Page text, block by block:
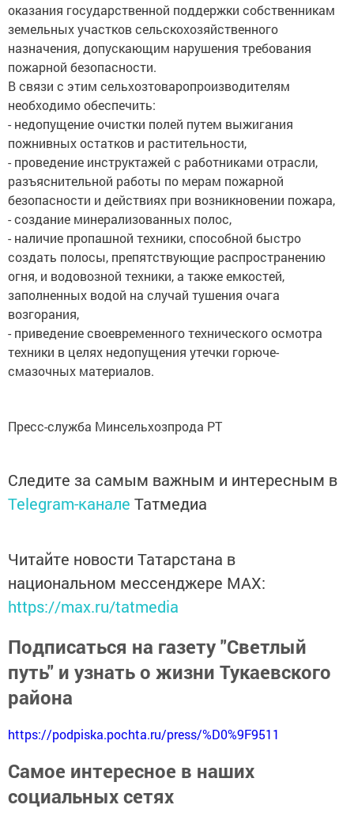
оказания государственной поддержки собственникам
земельных участков сельскохозяйственного
назначения, допускающим нарушения требования
пожарной безопасности.
В связи с этим сельхозтоваропроизводителям
необходимо обеспечить:
- недопущение очистки полей путем выжигания
пожнивных остатков и растительности,
- проведение инструктажей с работниками отрасли,
разъяснительной работы по мерам пожарной
безопасности и действиях при возникновении пожара,
- создание минерализованных полос,
- наличие пропашной техники, способной быстро
создать полосы, препятствующие распространению
огня, и водовозной техники, а также емкостей,
заполненных водой на случай тушения очага
возгорания,
- приведение своевременного технического осмотра
техники в целях недопущения утечки горюче-
смазочных материалов.
Пресс-служба Минсельхозпрода РТ
Следите за самым важным и интересным в
Telegram-канале Татмедиа
Читайте новости Татарстана в
национальном мессенджере MАХ:
https://max.ru/tatmedia
Подписаться на газету "Светлый
путь" и узнать о жизни Тукаевского
района
https://podpiska.pochta.ru/press/%D0%9F9511
Самое интересное в наших
социальных сетях